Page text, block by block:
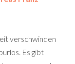
verschwinden
Es gibt